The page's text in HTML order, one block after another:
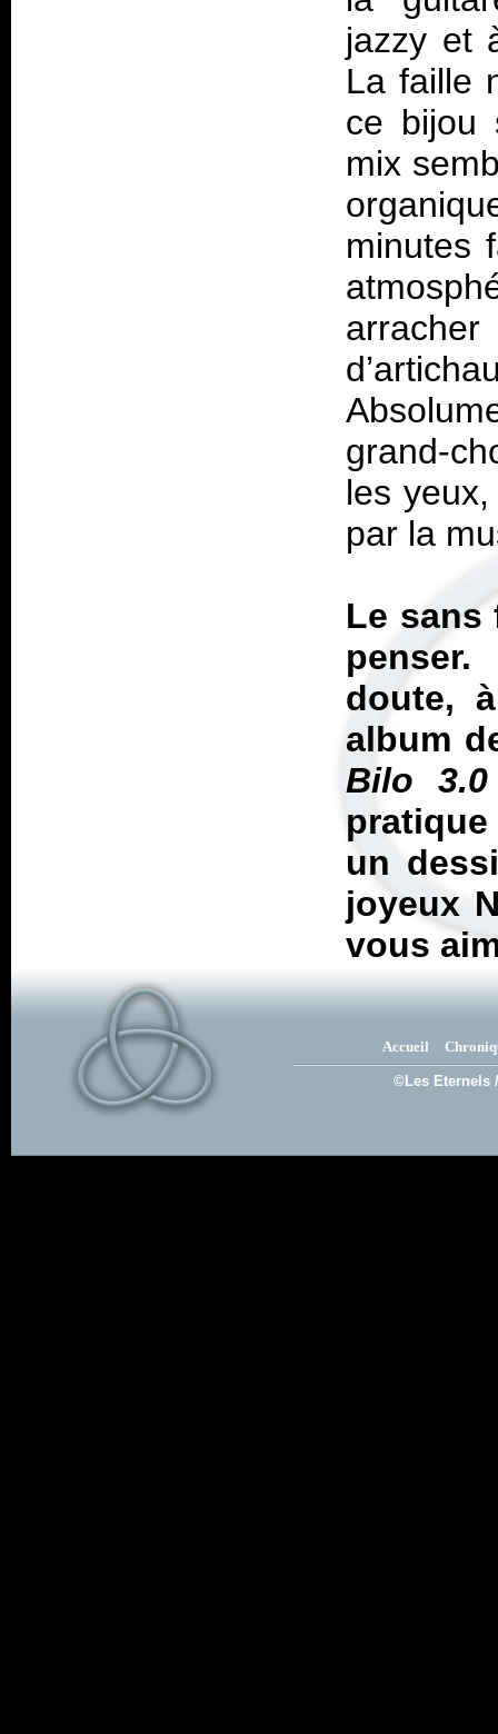
jazzy et
La faille
ce bijou
mix
minutes
grand-
les
par la
Le sans
doute,
album
Bilo 3.0
un
joyeux
vous
Accueil
©Les Eternels